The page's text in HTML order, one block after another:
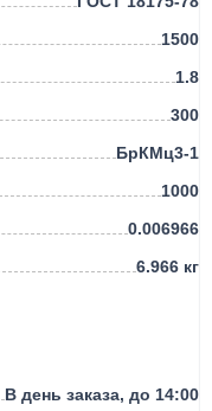
1500
1.8
300
БрКМц3-1
1000
0.006966
6.966 кг
В день заказа, до 14:00